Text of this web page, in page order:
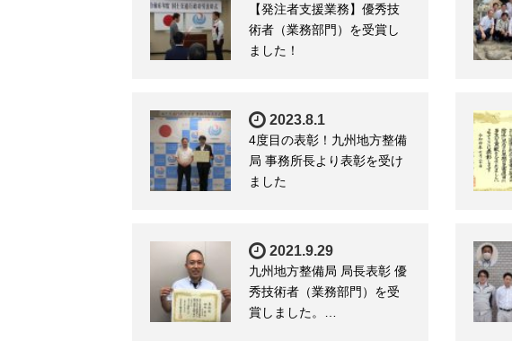
【発注者支援業務】優秀技
術者（業務部門）を受賞し
ました！
2023.8.1
4度目の表彰！九州地方整備
局 事務所長より表彰を受け
ました
2021.9.29
九州地方整備局 局長表彰 優
秀技術者（業務部門）を受
賞しました。…